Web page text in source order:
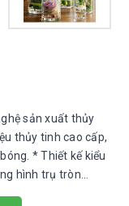
sản xuất thủy
thủy tinh cao cấp,
* Thiết kế kiểu
hình trụ tròn...